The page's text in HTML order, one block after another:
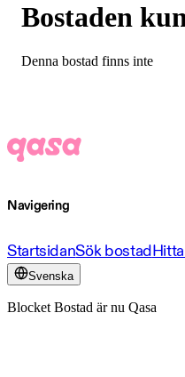
Bostaden
Denna bostad finns inte
Navigering
StartsidanSök bostad
Svenska
Blocket Bostad är nu Qasa